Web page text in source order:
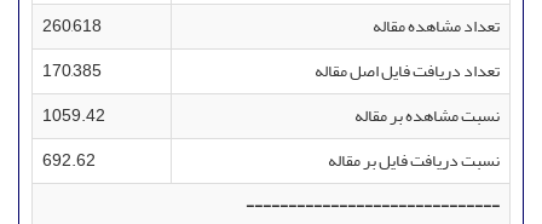
تعداد مشاهده مقاله
260,618
تعداد دریافت فایل اصل مقاله
170,385
نسبت مشاهده بر مقاله
1059.42
نسبت دریافت فایل بر مقاله
692.62
------------------------------